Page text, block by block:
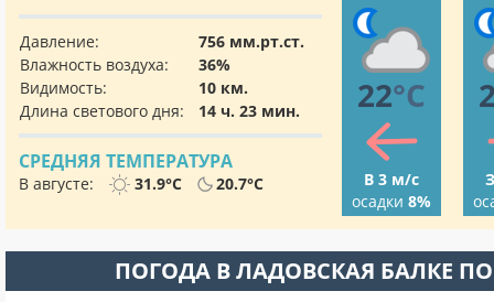
Давление:
756 мм.рт.ст.
Влажность воздуха:
36%
Видимость:
10 км.
Длина светового дня:
14 ч. 23 мин.
СРЕДНЯЯ ТЕМПЕРАТУРА
В августе: 31.9°C 20.7°C
22°C
В 3 м/с
осадки 8%
ПОГОДА В ЛАДОВСКАЯ БАЛКЕ